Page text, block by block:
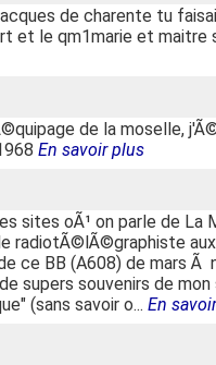
de charente tu
et le qm1marie et
de la moselle,
En savoir plus
sites oÃ¹ on parle de
radiotÃ©lÃ©graphiste
ce BB (A608) de mars
supers souvenirs de
(sans savoir o... En